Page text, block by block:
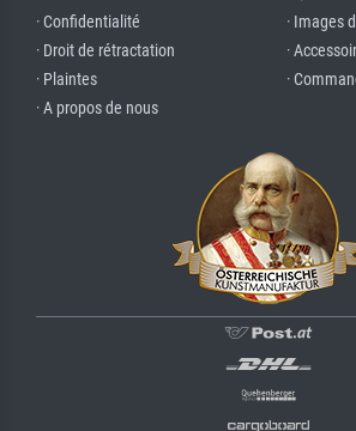
· Confidentialité
· Droit de rétractation
· Plaintes
· A propos de nous
· Images
·
·